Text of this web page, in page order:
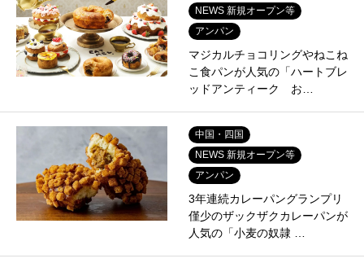
NEWS 新規オープン等
アンパン
マジカルチョコリングやねこね
こ食パンが人気の「ハートブレ
ッドアンティーク お…
中国・四国
NEWS 新規オープン等
アンパン
3年連続カレーパングランプリ
僅少のザックザクカレーパンが
人気の「小麦の奴隷 …